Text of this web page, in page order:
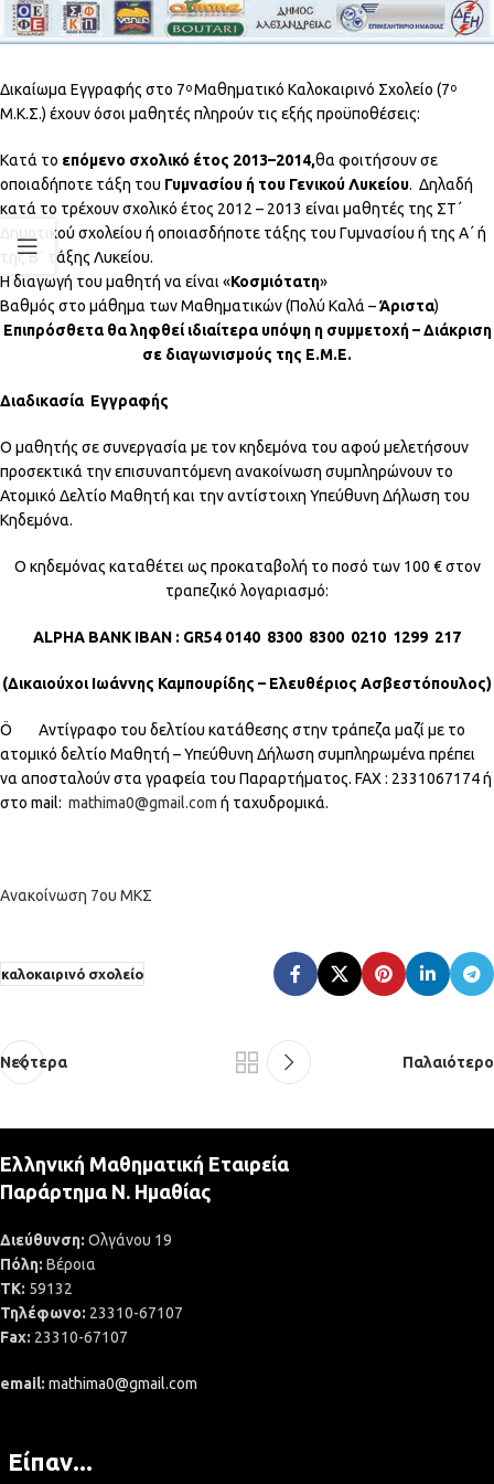
Δικαίωμα Εγγραφής στο 7οΜαθηματικό Καλοκαιρινό Σχολείο (7ο
Μ.Κ.Σ.) έχουν όσοι μαθητές πληρούν τις εξής προϋποθέσεις:
Κατά το επόμενο σχολικό έτος 2013–2014,θα φοιτήσουν σε
οποιαδήποτε τάξη του Γυμνασίου ή του Γενικού Λυκείου. Δηλαδή
κατά το τρέχουν σχολικό έτος 2012 – 2013 είναι μαθητές της ΣΤ΄
Δημοτικού σχολείου ή οποιασδήποτε τάξης του Γυμνασίου ή της Α΄ ή
της Β΄ τάξης Λυκείου.
Η διαγωγή του μαθητή να είναι «Κοσμιότατη»
Βαθμός στο μάθημα των Μαθηματικών (Πολύ Καλά –Άριστα)
Επιπρόσθετα θα ληφθεί ιδιαίτερα υπόψη η συμμετοχή – Διάκριση
σε διαγωνισμούς της Ε.Μ.Ε.
Διαδικασία Εγγραφής
Ο μαθητής σε συνεργασία με τον κηδεμόνα του αφού μελετήσουν
προσεκτικά την επισυναπτόμενη ανακοίνωση συμπληρώνουν το
Ατομικό Δελτίο Μαθητή και την αντίστοιχη Υπεύθυνη Δήλωση του
Κηδεμόνα.
Ο κηδεμόνας καταθέτει ως προκαταβολή το ποσό των 100 € στον
τραπεζικό λογαριασμό:
ALPHA BANK IBAN : GR54 0140 8300 8300 0210 1299 217
(Δικαιούχοι Ιωάννης Καμπουρίδης – Ελευθέριος Ασβεστόπουλος)
Ö Αντίγραφο του δελτίου κατάθεσης στην τράπεζα μαζί με το
ατομικό δελτίο Μαθητή – Υπεύθυνη Δήλωση συμπληρωμένα πρέπει
να αποσταλούν στα γραφεία του Παραρτήματος. FAX : 2331067174 ή
στο mail: mathima0@gmail.com ή ταχυδρομικά.
Ανακοίνωση 7ου ΜΚΣ
καλοκαιρινό σχολείο
Νεότερα Παλαιότερο
Ελληνική Μαθηματική Εταιρεία
Παράρτημα Ν. Ημαθίας
Διεύθυνση: Ολγάνου 19
Πόλη: Βέροια
ΤΚ: 59132
Τηλέφωνο: 23310-67107
Fax: 23310-67107
email: mathima0@gmail.com
Είπαν...